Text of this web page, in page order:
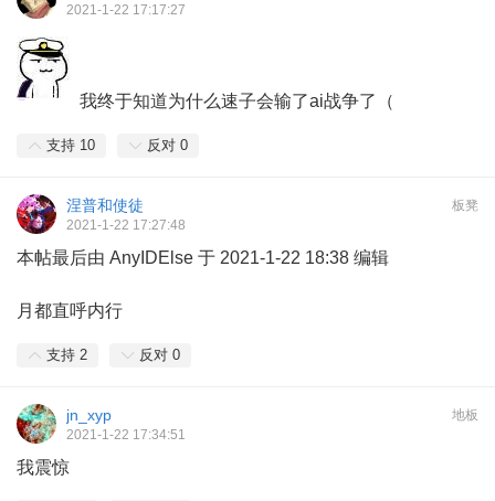
2021-1-22 17:17:27
我终于知道为什么速子会输了ai战争了（
支持 10 反对 0
板凳
涅普和使徒
2021-1-22 17:27:48
本帖最后由 AnyIDElse 于 2021-1-22 18:38 编辑
月都直呼内行
支持 2 反对 0
地板
jn_xyp
2021-1-22 17:34:51
我震惊